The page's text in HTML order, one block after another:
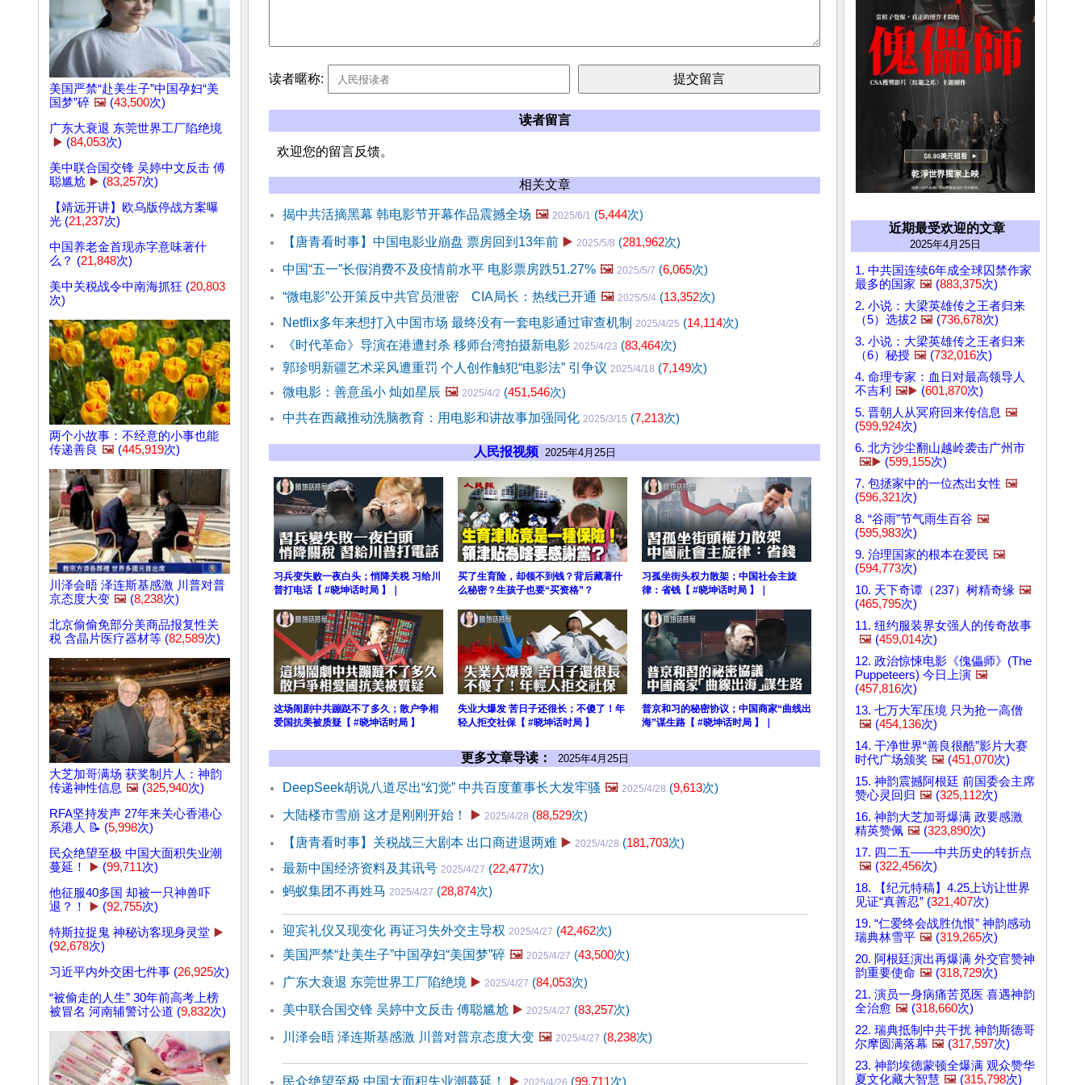
美国严禁“赴美生子”中国孕妇“美
国梦”碎 🖼️ (43,500次)
广东大衰退 东莞世界工厂陷绝境
▶️ (84,053次)
美中联合国交锋 吴婷中文反击 傅
聪尴尬 ▶️ (83,257次)
【靖远开讲】欧乌版停战方案曝
光 (21,237次)
中国养老金首现赤字意味著什
么？ (21,848次)
美中关税战令中南海抓狂 (20,803
次)
两个小故事：不经意的小事也能
传递善良 🖼️ (445,919次)
川泽会晤 泽连斯基感激 川普对普
京态度大变 🖼️ (8,238次)
北京偷偷免部分美商品报复性关
税 含晶片医疗器材等 (82,589次)
大芝加哥满场 获奖制片人：神韵
传递神性信息 🖼️ (325,940次)
RFA坚持发声 27年来关心香港心
系港人 📝 (5,998次)
民众绝望至极 中国大面积失业潮
蔓延！
▶️ (99,711次)
他征服40多国 却被一只神兽吓
退？！
▶️ (92,755次)
特斯拉捉鬼 神秘访客现身灵堂 ▶️
(92,678次)
习近平内外交困七件事 (26,925次)
“被偷走的人生” 30年前高考上榜
被冒名 河南辅警讨公道 (9,832次)
读者暱称:
读者留言
欢迎您的留言反馈。
相关文章
揭中共活摘黑幕 韩电影节开幕作品震撼全场 🖼️ 2025/6/1 (5,444次)
【唐青看时事】中国电影业崩盘 票房回到13年前 ▶️ 2025/5/8 (281,962次)
中国“五一”长假消费不及疫情前水平 电影票房跌51.27% 🖼️ 2025/5/7 (6,065次)
“微电影”公开策反中共官员泄密 CIA局长：热线已开通 🖼️ 2025/5/4 (13,352次)
Netflix多年来想打入中国市场 最终没有一套电影通过审查机制 2025/4/25 (14,114次)
《时代革命》导演在港遭封杀 移师台湾拍摄新电影 2025/4/23 (83,464次)
郭珍明新疆艺术采风遭重罚 个人创作触犯“电影法” 引争议 2025/4/18 (7,149次)
微电影：善意虽小 灿如星辰 🖼️ 2025/4/2 (451,546次)
中共在西藏推动洗脑教育：用电影和讲故事加强同化 2025/3/15 (7,213次)
人民报视频 2025年4月25日
习兵变失败一夜白头；悄降关税 习给川
普打电话【 #晓坤话时局 】｜
买了生育险，却领不到钱？背后藏著什
么秘密？生孩子也要“买资格”？
习孤坐街头权力散架；中国社会主旋
律：省钱【 #晓坤话时局 】｜
这场闹剧中共蹦跶不了多久；散户争相
爱国抗美被质疑【 #晓坤话时局 】
失业大爆发 苦日子还很长；不傻了！年
轻人拒交社保【 #晓坤话时局 】
普京和习的秘密协议；中国商家“曲线出
海”谋生路【 #晓坤话时局 】｜
更多文章导读： 2025年4月25日
DeepSeek胡说八道尽出“幻觉” 中共百度董事长大发牢骚 🖼️ 2025/4/28 (9,613次)
大陆楼市雪崩 这才是刚刚开始！
▶️ 2025/4/28 (88,529次)
【唐青看时事】关税战三大剧本 出口商进退两难 ▶️ 2025/4/28 (181,703次)
最新中国经济资料及其讯号 2025/4/27 (22,477次)
蚂蚁集团不再姓马 2025/4/27 (28,874次)
迎宾礼仪又现变化 再证习失外交主导权 2025/4/27 (42,462次)
美国严禁“赴美生子”中国孕妇“美国梦”碎 🖼️ 2025/4/27 (43,500次)
广东大衰退 东莞世界工厂陷绝境 ▶️ 2025/4/27 (84,053次)
美中联合国交锋 吴婷中文反击 傅聪尴尬 ▶️ 2025/4/27 (83,257次)
川泽会晤 泽连斯基感激 川普对普京态度大变 🖼️ 2025/4/27 (8,238次)
民众绝望至极 中国大面积失业潮蔓延！ ▶️ 2025/4/26 (99,711次)
近期最受欢迎的文章
2025年4月25日
1. 中共国连续6年成全球囚禁作家
最多的国家 🖼️ (883,375次)
2. 小说：大梁英雄传之王者归来
（5）选拔2 🖼️ (736,678次)
3. 小说：大梁英雄传之王者归来
（6）秘授 🖼️ (732,016次)
4. 命理专家：血日对最高领导人
不吉利 🖼️▶️ (601,870次)
5. 晋朝人从冥府回来传信息 🖼️
(599,924次)
6. 北方沙尘翻山越岭袭击广州市
🖼️▶️ (599,155次)
7. 包拯家中的一位杰出女性 🖼️
(596,321次)
8. “谷雨”节气雨生百谷 🖼️
(595,983次)
9. 治理国家的根本在爱民 🖼️
(594,773次)
10. 天下奇谭（237）树精奇缘 🖼️
(465,795次)
11. 纽约服装界女强人的传奇故事
🖼️ (459,014次)
12. 政治惊悚电影《傀儡师》(The
Puppeteers) 今日上演 🖼️
(457,816次)
13. 七万大军压境 只为抢一高僧
🖼️ (454,136次)
14. 干净世界“善良很酷”影片大赛
时代广场颁奖 🖼️ (451,070次)
15. 神韵震撼阿根廷 前国委会主席
赞心灵回归 🖼️ (325,112次)
16. 神韵大芝加哥爆满 政要感激
精英赞佩 🖼️ (323,890次)
17. 四二五——中共历史的转折点
🖼️ (322,456次)
18. 【纪元特稿】4.25上访让世界
见证“真善忍” (321,407次)
19. “仁爱终会战胜仇恨” 神韵感动
瑞典林雪平 🖼️ (319,265次)
20. 阿根廷演出再爆满 外交官赞神
韵重要使命 🖼️ (318,729次)
21. 演员一身病痛苦觅医 喜遇神韵
全治愈 🖼️ (318,660次)
22. 瑞典抵制中共干扰 神韵斯德哥
尔摩圆满落幕 🖼️ (317,597次)
23. 神韵埃德蒙顿全爆满 观众赞华
夏文化藏大智慧 🖼️ (315,798次)